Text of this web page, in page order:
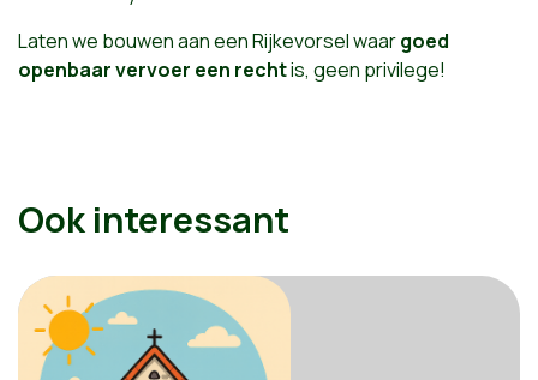
Laten we bouwen aan een Rijkevorsel waargoed
openbaar vervoer een rechtis, geen privilege!
Ook interessant